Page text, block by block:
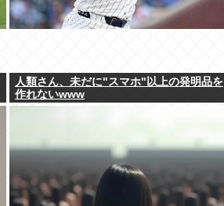
人類さん、未だに"スマホ"以上の発明品を
作れないwww